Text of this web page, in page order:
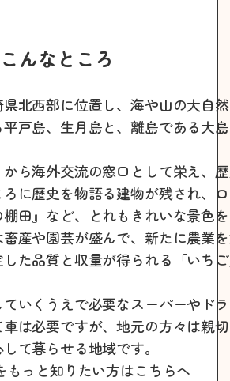
んなところ
北西部に位置し、海や山の大自
平戸島、生月島と、離島である大
ら海外交流の窓口として栄え、
に歴史を物語る建物が残され、
田』など、とれもきれいな景色
産や園芸が盛んで、新たに農業
た品質と収量が得られる「いち
いくうえで必要なスーパーやド
は必要ですが、地元の方々は親
て暮らせる地域です。
もっと知りたい方はこちらへ